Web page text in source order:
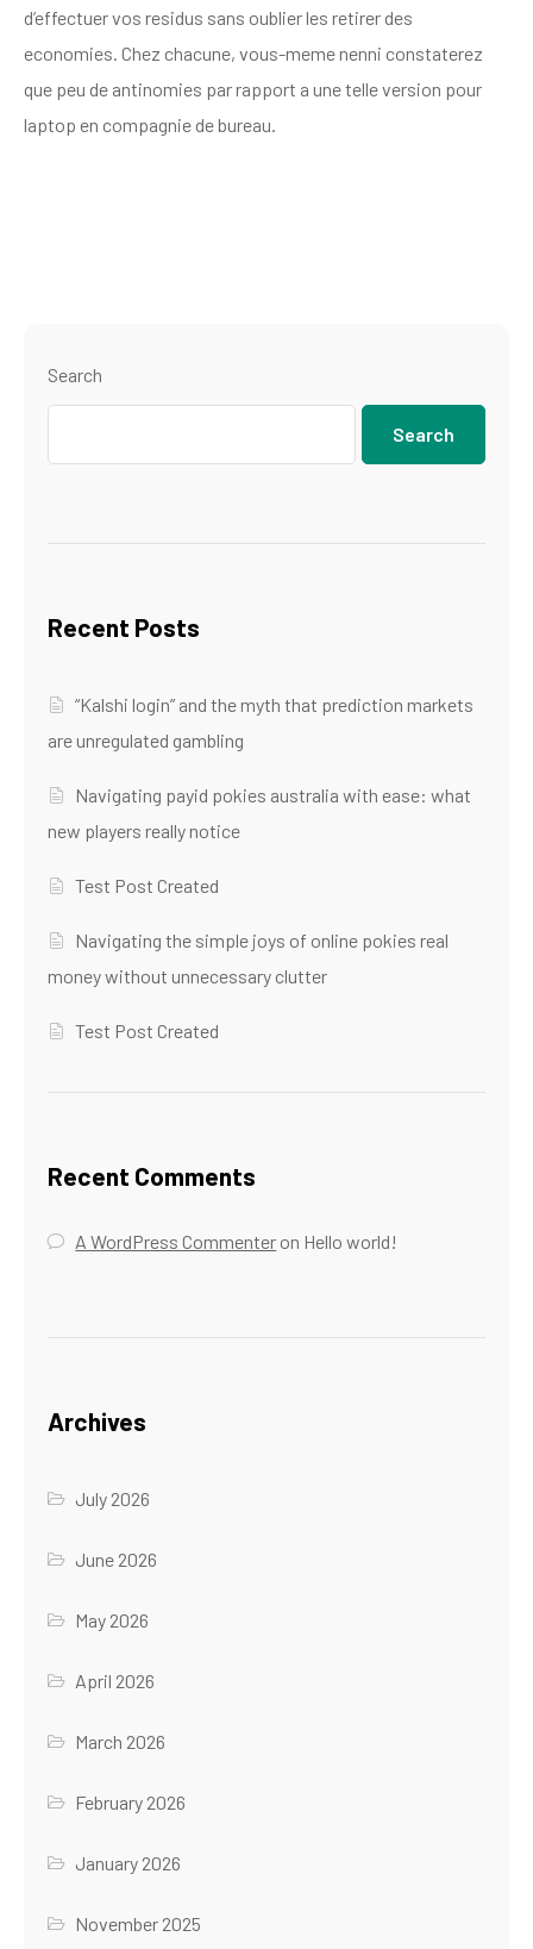
d’effectuer vos residus sans oublier les retirer des
economies. Chez chacune, vous-meme nenni constaterez
que peu de antinomies par rapport a une telle version pour
laptop en compagnie de bureau.
Search
Search
Recent Posts
“Kalshi login” and the myth that prediction markets
are unregulated gambling
Navigating payid pokies australia with ease: what
new players really notice
Test Post Created
Navigating the simple joys of online pokies real
money without unnecessary clutter
Test Post Created
Recent Comments
A WordPress Commenter on Hello world!
Archives
July 2026
June 2026
May 2026
April 2026
March 2026
February 2026
January 2026
November 2025